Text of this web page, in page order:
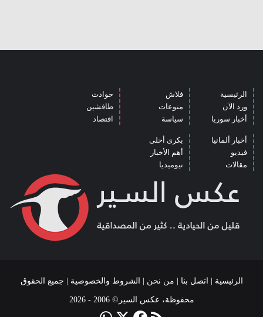
الرئيسية
ورد الآن
أخبار سوريا
فلاش
منوعات
سياسة
حوادث
طافشين
اقتصاد
أخبار ألمانيا
فيديو
مقالات
بكرى أحلى
أهم الأخبار
نيوميديا
الرئيسية اتصل بنا من نحن الشروط والخصوصية | جميع الحقوق
محفوظة، عكس السير© 2006 - 2026